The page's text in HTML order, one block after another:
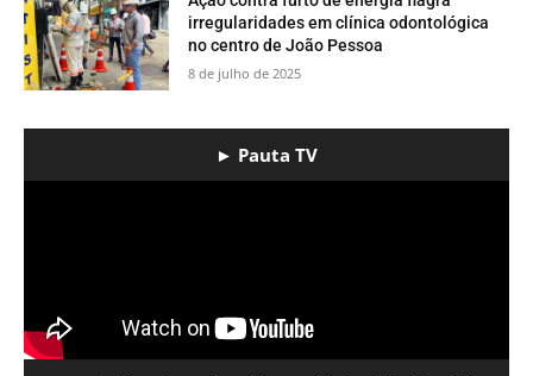
irregularidades em clínica odontológica
no centro de João Pessoa
8 de julho de 2025
► Pauta TV